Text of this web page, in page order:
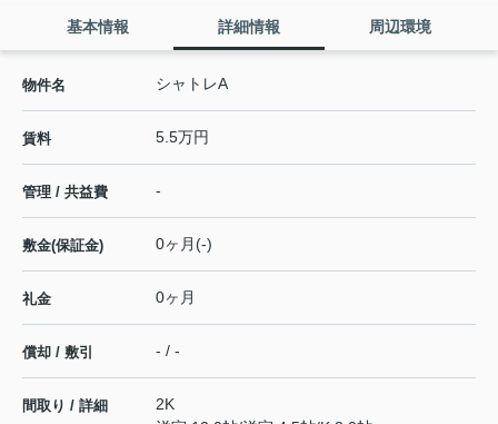
基本情報 詳細情報 周辺環境
物件名 シャトレA
賃料 5.5万円
管理 / 共益費 -
敷金(保証金) 0ヶ月(-)
礼金 0ヶ月
償却 / 敷引 - / -
間取り / 詳細
2K